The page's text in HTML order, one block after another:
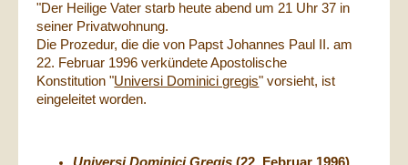
"Der Heilige Vater starb heute abend um 21 Uhr 37 in
seiner Privatwohnung.
Die Prozedur, die die von Papst Johannes Paul II. am
22. Februar 1996 verkündete Apostolische
Konstitution "Universi Dominici gregis" vorsieht, ist
eingeleitet worden.